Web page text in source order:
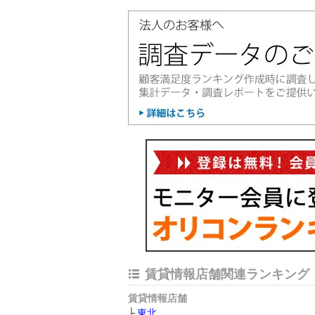
賃貸情報店舗関連ランキング
賃貸情報店舗